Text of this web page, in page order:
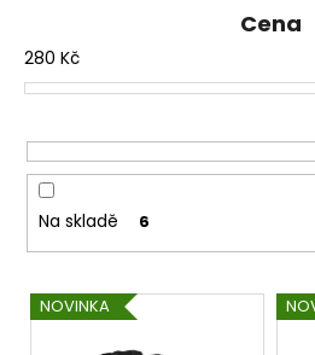
r
o
u
k
ů
Cena
280 Kč
Na skladě 6
V
ý
NOVINKA
D
o
p
r
u
u
j
e
m